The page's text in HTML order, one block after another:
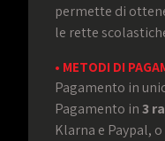
permette di
le rette
• METODI DI
Pagamento in
Pagamento in3
Klarna e Paypal,